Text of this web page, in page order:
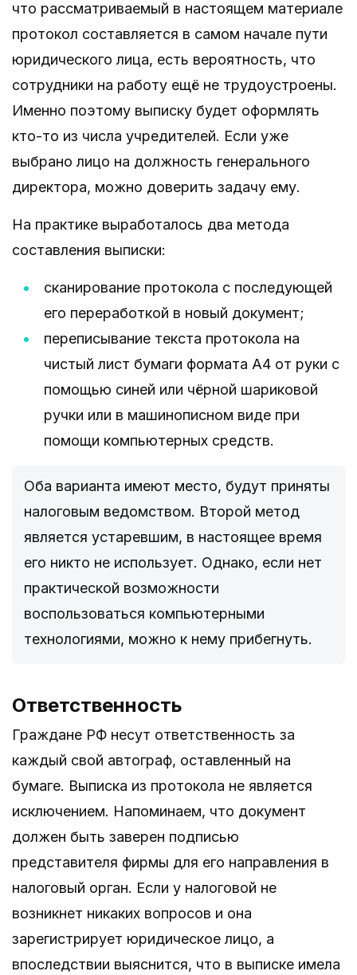
что рассматриваемый в настоящем материале
протокол составляется в самом начале пути
юридического лица, есть вероятность, что
сотрудники на работу ещё не трудоустроены.
Именно поэтому выписку будет оформлять
кто-то из числа учредителей. Если уже
выбрано лицо на должность генерального
директора, можно доверить задачу ему.
На практике выработалось два метода
составления выписки:
сканирование протокола с последующей
его переработкой в новый документ;
переписывание текста протокола на
чистый лист бумаги формата А4 от руки с
помощью синей или чёрной шариковой
ручки или в машинописном виде при
помощи компьютерных средств.
Оба варианта имеют место, будут приняты
налоговым ведомством. Второй метод
является устаревшим, в настоящее время
его никто не использует. Однако, если нет
практической возможности
воспользоваться компьютерными
технологиями, можно к нему прибегнуть.
Ответственность
Граждане РФ несут ответственность за
каждый свой автограф, оставленный на
бумаге. Выписка из протокола не является
исключением. Напоминаем, что документ
должен быть заверен подписью
представителя фирмы для его направления в
налоговый орган. Если у налоговой не
возникнет никаких вопросов и она
зарегистрирует юридическое лицо, а
впоследствии выяснится, что в выписке имела